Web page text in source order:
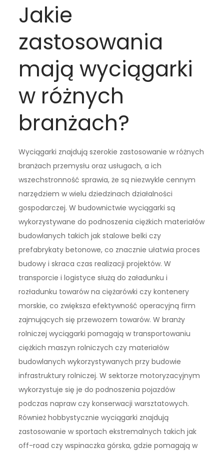
Jakie
zastosowania
mają wyciągarki
w różnych
branżach?
Wyciągarki znajdują szerokie zastosowanie w różnych
branżach przemysłu oraz usługach, a ich
wszechstronność sprawia, że są niezwykle cennym
narzędziem w wielu dziedzinach działalności
gospodarczej. W budownictwie wyciągarki są
wykorzystywane do podnoszenia ciężkich materiałów
budowlanych takich jak stalowe belki czy
prefabrykaty betonowe, co znacznie ułatwia proces
budowy i skraca czas realizacji projektów. W
transporcie i logistyce służą do załadunku i
rozładunku towarów na ciężarówki czy kontenery
morskie, co zwiększa efektywność operacyjną firm
zajmujących się przewozem towarów. W branży
rolniczej wyciągarki pomagają w transportowaniu
ciężkich maszyn rolniczych czy materiałów
budowlanych wykorzystywanych przy budowie
infrastruktury rolniczej. W sektorze motoryzacyjnym
wykorzystuje się je do podnoszenia pojazdów
podczas napraw czy konserwacji warsztatowych.
Również hobbystycznie wyciągarki znajdują
zastosowanie w sportach ekstremalnych takich jak
off-road czy wspinaczka górska, gdzie pomagają w